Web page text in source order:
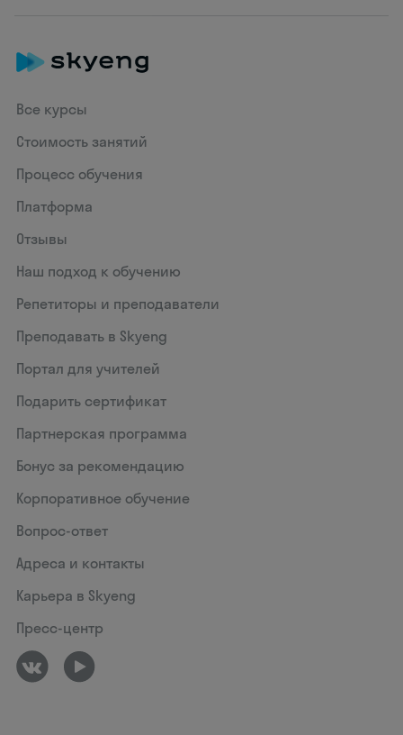
Все курсы
Стоимость занятий
Процесс обучения
Платформа
Отзывы
Наш подход к обучению
Репетиторы и преподаватели
Преподавать в Skyeng
Портал для учителей
Подарить сертификат
Партнерская программа
Бонус за рекомендацию
Корпоративное обучение
Вопрос-ответ
Адреса и контакты
Карьера в Skyeng
Пресс-центр